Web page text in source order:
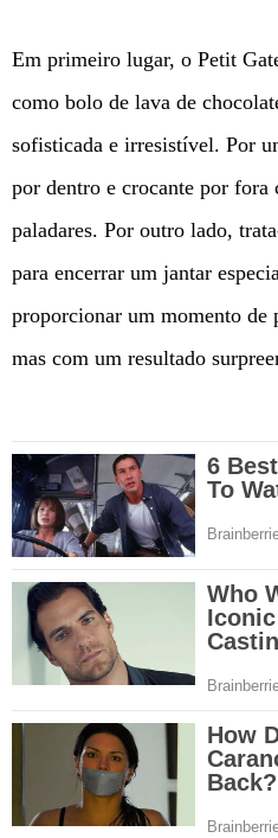
Em primeiro lugar, o Petit
como bolo de lava de
sofisticada e irresistível. Por
por dentro e crocante por fora
paladares. Por outro lado,
para encerrar um jantar
proporcionar um momento de
mas com um resultado